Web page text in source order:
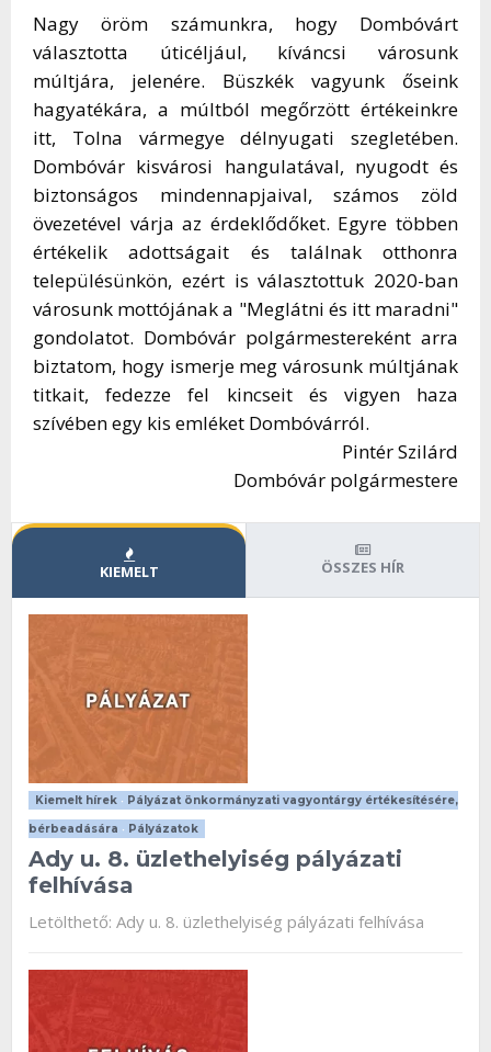
Nagy öröm számunkra, hogy Dombóvárt
választotta úticéljául, kíváncsi városunk
múltjára, jelenére. Büszkék vagyunk őseink
hagyatékára, a múltból megőrzött értékeinkre
itt, Tolna vármegye délnyugati szegletében.
Dombóvár kisvárosi hangulatával, nyugodt és
biztonságos mindennapjaival, számos zöld
övezetével várja az érdeklődőket. Egyre többen
értékelik adottságait és találnak otthonra
településünkön, ezért is választottuk 2020-ban
városunk mottójának a "Meglátni és itt maradni"
gondolatot. Dombóvár polgármestereként arra
biztatom, hogy ismerje meg városunk múltjának
titkait, fedezze fel kincseit és vigyen haza
szívében egy kis emléket Dombóvárról.
Pintér Szilárd
Dombóvár polgármestere
KIEMELT ÖSSZES HÍR
Kiemelt hírek • Pályázat önkormányzati vagyontárgy értékesítésére,
bérbeadására • Pályázatok
Ady u. 8. üzlethelyiség pályázati
felhívása
Letölthető: Ady u. 8. üzlethelyiség pályázati felhívása